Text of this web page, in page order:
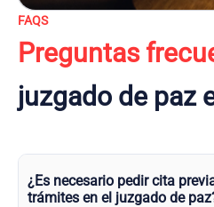
FAQS
Preguntas
juzgado de paz
¿Es necesario pedir cita
trámites en el juzgado de